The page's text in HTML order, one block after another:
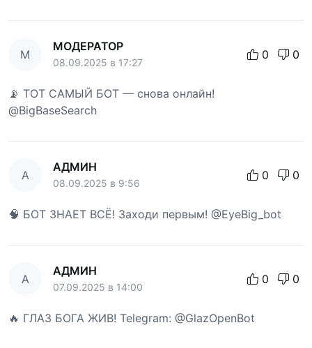
М
МОДЕРАТОР
08.09.2025 в 17:27
0 0
📡 ТОТ САМЫЙ БОТ — снова онлайн!
@BigBaseSearch
А
АДМИН
08.09.2025 в 9:56
0 0
🧠 БОТ ЗНАЕТ ВСЁ! Заходи первым! @EyeBig_bot
А
АДМИН
07.09.2025 в 14:00
0 0
🔥 ГЛАЗ БОГА ЖИВ! Telegram: @GlazOpenBot